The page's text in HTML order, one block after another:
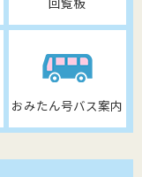
おみたん号バス案内